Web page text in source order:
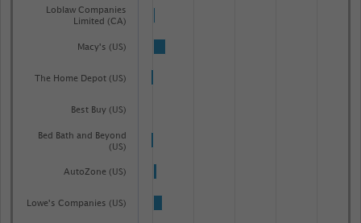
The Home Depot (US)
AutoZone (US)
Loblaw Companies
Limited (CA)
Macy's (US)
Best Buy (US)
Bed Bath and Beyond
(US)
Lowe's Companies (US)